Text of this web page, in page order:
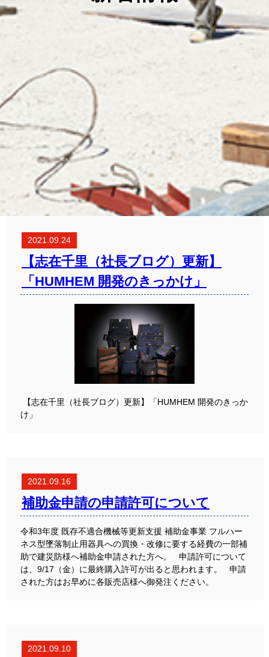
2021.09.24
【志在千里（社長ブログ）更新】
「HUMHEM 開発のきっかけ」
【志在千里（社長ブログ）更新】「HUMHEM 開発のきっか
け」
2021.09.16
補助金申請の申請許可について
令和3年度 既存不適合機械等更新支援 補助金事業 フルハー
ネス型墜落制止用器具への買換・改修に要する経費の一部補
助で建災防様へ補助金申請された方へ。 申請許可について
は、9/17（金）に最終購入許可が出ると思われます。 申請
された方はお早めに各販売店様へ御発注ください。
2021.09.10